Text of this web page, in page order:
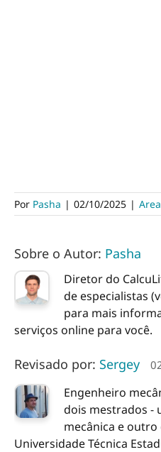
Por Pasha | 02/10/2025 | Area
Sobre o Autor: Pasha
Diretor do
de especialistas
para mais
serviços online para você.
Revisado por: Sergey
Engenheiro
dois mestrados -
mecânica e
Universidade Técnica